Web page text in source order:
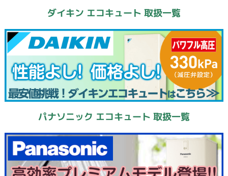
ダイキン エコキュート 取扱一覧
パナソニック エコキュート 取扱一覧